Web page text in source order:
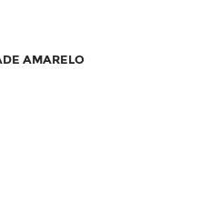
AMARELO